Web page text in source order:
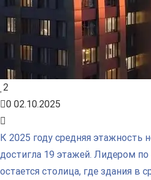
2
0 02.10.2025
К 2025 году средняя этажность
достигла 19 этажей. Лидером
остается столица, где здания в